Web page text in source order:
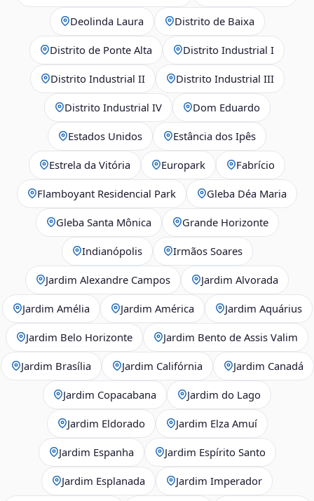
Deolinda Laura Distrito de Baixa
Distrito de Ponte Alta Distrito Industrial I
Distrito Industrial II Distrito Industrial III
Distrito Industrial IV Dom Eduardo
Estados Unidos Estância dos Ipês
Estrela da Vitória Europark Fabrício
Flamboyant Residencial Park Gleba Déa Maria
Gleba Santa Mônica Grande Horizonte
Indianópolis Irmãos Soares
Jardim Alexandre Campos Jardim Alvorada
Jardim Amélia Jardim América Jardim Aquárius
Jardim Belo Horizonte Jardim Bento de Assis Valim
Jardim Brasília Jardim Califórnia Jardim Canadá
Jardim Copacabana Jardim do Lago
Jardim Eldorado Jardim Elza Amuí
Jardim Espanha Jardim Espírito Santo
Jardim Esplanada Jardim Imperador